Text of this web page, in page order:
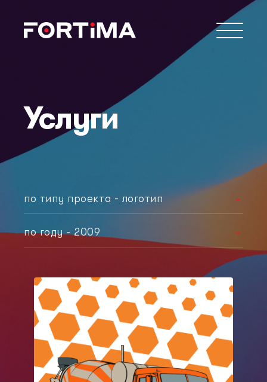
Услуги
по типу проекта - логотип
любой тип
логотип
интернет-магазин
лэндинг
социальная сеть
по году - 2009
2021
2020
2019
2018